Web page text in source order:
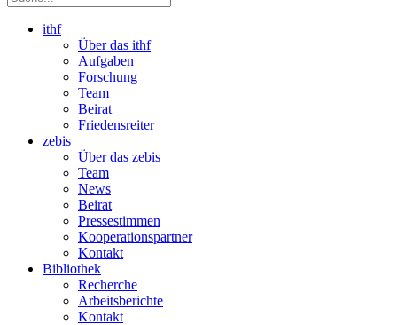
ithf
Über das ithf
Aufgaben
Forschung
Team
Beirat
Friedensreiter
zebis
Über das zebis
Team
News
Beirat
Pressestimmen
Kooperationspartner
Kontakt
Bibliothek
Recherche
Arbeitsberichte
Kontakt